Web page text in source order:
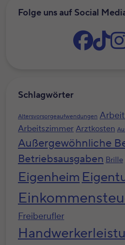
Folge uns auf Social
Schlagwörter
Altersvorsorgeaufwendungen
Arbeitszimmer Arztkosten
Außergewöhnliche
Betriebsausgaben Brille
Eigenheim
Freiberufler